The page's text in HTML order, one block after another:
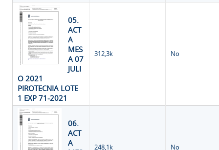
05.
ACT
A
MES
A 07
JULI
O 2021
PIROTECNIA LOTE
1 EXP 71-2021
312,3k No
06.
ACT
A
248,1k No